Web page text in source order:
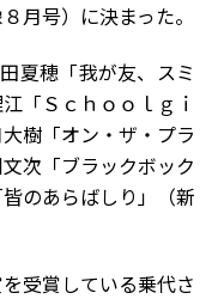
月号） に決まった。
夏穂「我が友、スミ
「Ｓｃｈｏｏｌｇｉ
樹「オン・ザ・プラ
次「ブラックボック
のあらばしり」
（新
受賞している乗代さ